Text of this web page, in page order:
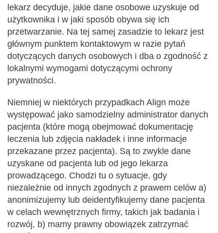
lekarz decyduje, jakie dane osobowe uzyskuje od
użytkownika i w jaki sposób obywa się ich
przetwarzanie. Na tej samej zasadzie to lekarz jest
głównym punktem kontaktowym w razie pytań
dotyczących danych osobowych i dba o zgodność z
lokalnymi wymogami dotyczącymi ochrony
prywatności.
Niemniej w niektórych przypadkach Align może
występować jako samodzielny administrator danych
pacjenta (które mogą obejmować dokumentację
leczenia lub zdjęcia nakładek i inne informacje
przekazane przez pacjenta). Są to zwykle dane
uzyskane od pacjenta lub od jego lekarza
prowadzącego. Chodzi tu o sytuacje, gdy
niezależnie od innych zgodnych z prawem celów a)
anonimizujemy lub deidentyfikujemy dane pacjenta
w celach wewnętrznych firmy, takich jak badania i
rozwój, b) mamy prawny obowiązek zatrzymać